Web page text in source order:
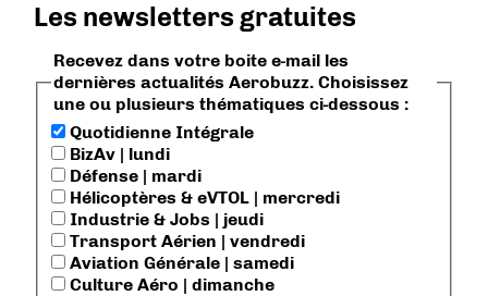
Les newsletters gratuites
Recevez dans votre boite e-mail les
dernières actualités Aerobuzz. Choisissez
une ou plusieurs thématiques ci-dessous :
Quotidienne Intégrale
BizAv | lundi
Défense | mardi
Hélicoptères & eVTOL | mercredi
Industrie & Jobs | jeudi
Transport Aérien | vendredi
Aviation Générale | samedi
Culture Aéro | dimanche